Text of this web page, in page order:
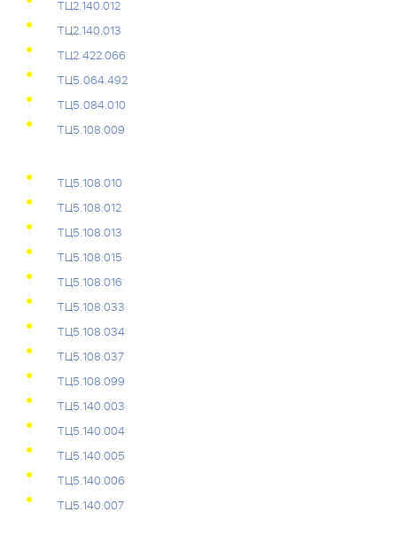
ТЦ2.140.012
ТЦ2.140.013
ТЦ2.422.066
ТЦ5.064.492
ТЦ5.084.010
ТЦ5.108.009
ТЦ5.108.010
ТЦ5.108.012
ТЦ5.108.013
ТЦ5.108.015
ТЦ5.108.016
ТЦ5.108.033
ТЦ5.108.034
ТЦ5.108.037
ТЦ5.108.099
ТЦ5.140.003
ТЦ5.140.004
ТЦ5.140.005
ТЦ5.140.006
ТЦ5.140.007